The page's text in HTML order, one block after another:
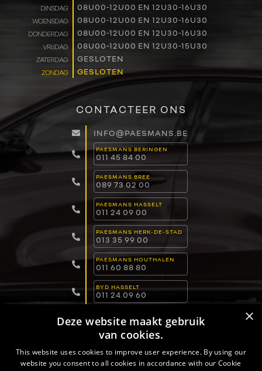
WERKEN BIJ
CONTACT
DINSDAG 08U00-12U00 EN 12U30-16U30
WOENSDAG 08U00-12U00 EN 12U30-16U30
DONDERDAG 08U00-12U00 EN 12U30-16U30
VRIJDAG 08U00-12U00 EN 12U30-15U30
ZATERDAG GESLOTEN
ZONDAG GESLOTEN
CONTACTEER ONS
INFO@PAESMANS.BE
PAESMANS BERINGEN
011 45 84 00
PAESMANS BREE
089 73 02 00
PAESMANS HASSELT
011 24 09 00
PAESMANS HERK-DE-STAD
013 35 99 00
PAESMANS HOUTHALEN
011 60 88 80
BYD HASSELT
011 24 09 60
011 15 04 00
089 82 30 30
×
Deze website maakt gebruik
van cookies.
This website uses cookies to improve user experience. By using our
website you consent to all cookies in accordance with our Cookie